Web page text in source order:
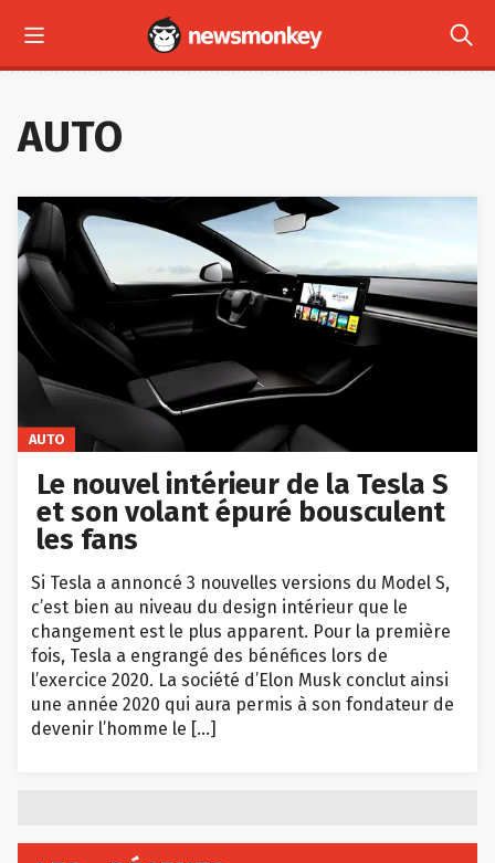
 

AUTO
AUTO
Le nouvel intérieur de la Tesla S
et son volant épuré bousculent
les fans
Si Tesla a annoncé 3 nouvelles versions du Model S,
c’est bien au niveau du design intérieur que le
changement est le plus apparent. Pour la première
fois, Tesla a engrangé des bénéfices lors de
l’exercice 2020. La société d’Elon Musk conclut ainsi
une année 2020 qui aura permis à son fondateur de
devenir l’homme le […]